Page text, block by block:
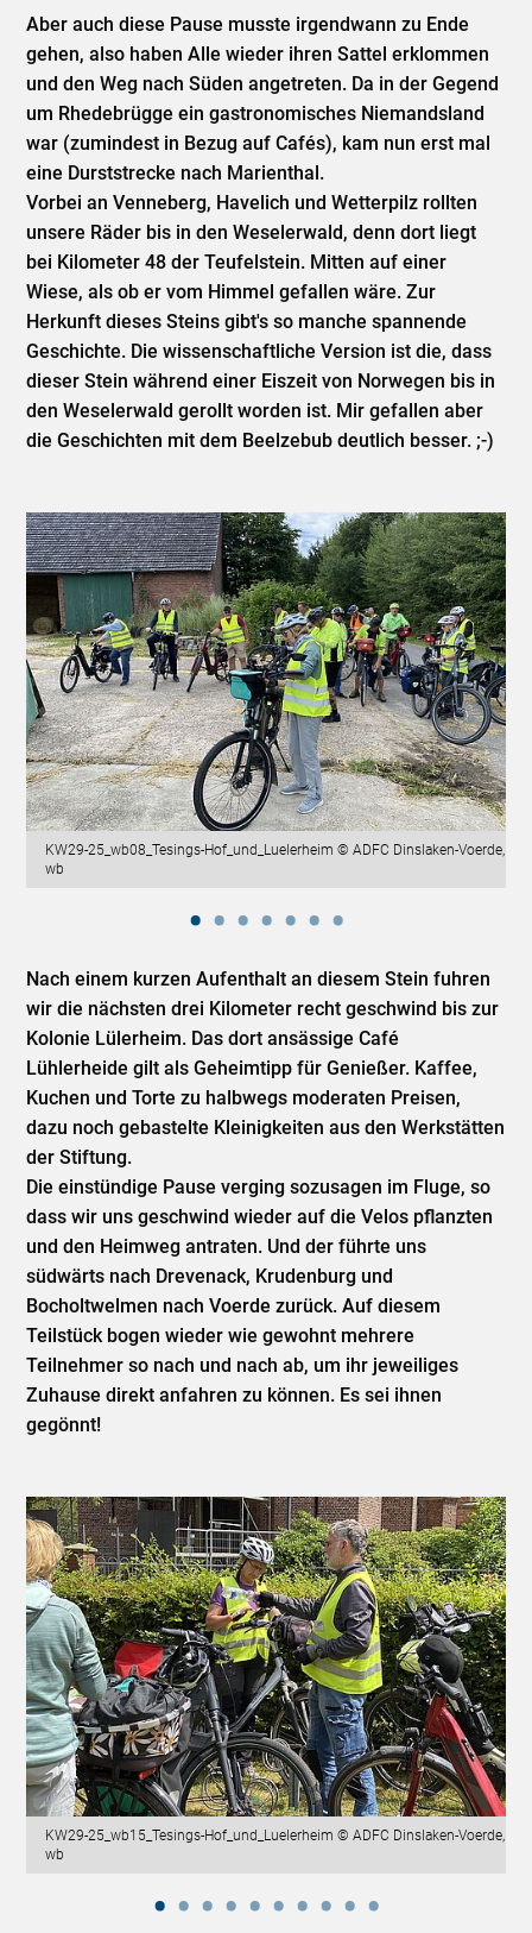
Aber auch diese Pause musste irgendwann zu Ende
gehen, also haben Alle wieder ihren Sattel erklommen
und den Weg nach Süden angetreten. Da in der Gegend
um Rhedebrügge ein gastronomisches Niemandsland
war (zumindest in Bezug auf Cafés), kam nun erst mal
eine Durststrecke nach Marienthal.
Vorbei an Venneberg, Havelich und Wetterpilz rollten
unsere Räder bis in den Weselerwald, denn dort liegt
bei Kilometer 48 der Teufelstein. Mitten auf einer
Wiese, als ob er vom Himmel gefallen wäre. Zur
Herkunft dieses Steins gibt's so manche spannende
Geschichte. Die wissenschaftliche Version ist die, dass
dieser Stein während einer Eiszeit von Norwegen bis in
den Weselerwald gerollt worden ist. Mir gefallen aber
die Geschichten mit dem Beelzebub deutlich besser. ;-)
KW29-25_wb08_Tesings-Hof_und_Luelerheim © ADFC Dinslaken-Voerde,
wb
Nach einem kurzen Aufenthalt an diesem Stein fuhren
wir die nächsten drei Kilometer recht geschwind bis zur
Kolonie Lülerheim. Das dort ansässige Café
Lühlerheide gilt als Geheimtipp für Genießer. Kaffee,
Kuchen und Torte zu halbwegs moderaten Preisen,
dazu noch gebastelte Kleinigkeiten aus den Werkstätten
der Stiftung.
Die einstündige Pause verging sozusagen im Fluge, so
dass wir uns geschwind wieder auf die Velos pflanzten
und den Heimweg antraten. Und der führte uns
südwärts nach Drevenack, Krudenburg und
Bocholtwelmen nach Voerde zurück. Auf diesem
Teilstück bogen wieder wie gewohnt mehrere
Teilnehmer so nach und nach ab, um ihr jeweiliges
Zuhause direkt anfahren zu können. Es sei ihnen
gegönnt!
KW29-25_wb15_Tesings-Hof_und_Luelerheim © ADFC Dinslaken-Voerde,
wb